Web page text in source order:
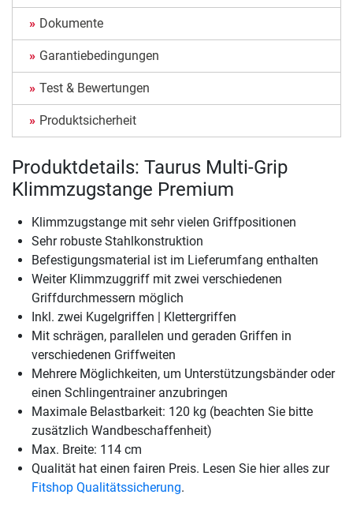
Dokumente
Garantiebedingungen
Test & Bewertungen
Produktsicherheit
Produktdetails: Taurus Multi-Grip
Klimmzugstange Premium
Klimmzugstange mit sehr vielen Griffpositionen
Sehr robuste Stahlkonstruktion
Befestigungsmaterial ist im Lieferumfang enthalten
Weiter Klimmzuggriff mit zwei verschiedenen
Griffdurchmessern möglich
Inkl. zwei Kugelgriffen | Klettergriffen
Mit schrägen, parallelen und geraden Griffen in
verschiedenen Griffweiten
Mehrere Möglichkeiten, um Unterstützungsbänder oder
einen Schlingentrainer anzubringen
Maximale Belastbarkeit: 120 kg (beachten Sie bitte
zusätzlich Wandbeschaffenheit)
Max. Breite: 114 cm
Qualität hat einen fairen Preis. Lesen Sie hier alles zur
Fitshop Qualitätssicherung.